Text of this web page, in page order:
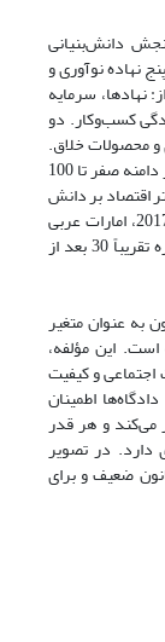
دانش‌بنیانی
نهاده نوآوری و
نهادها، سرمایه
کسب‌و‌کار. دو
و محصولات خلاق.
شاخص کلی نوآوری از میانگین وزنی زیرشاخص‌ها در دامنه صفر تا 100
اقتصاد بر دانش
و نوآوری است. مطابق با تصویر شماره 6، در سال 2017، امارات عربی
متحده، بیشترین نمره نوآوری را دارد و ایران با نمره تقریباً 30 بعد از
به عنوان متغیر
این مؤلفه،
و کیفیت
اطمینان
در دامنه 5/2+ تا 5/2- تغییر می‌کند و هر قدر
دارد. در تصویر
ضعیف و برای